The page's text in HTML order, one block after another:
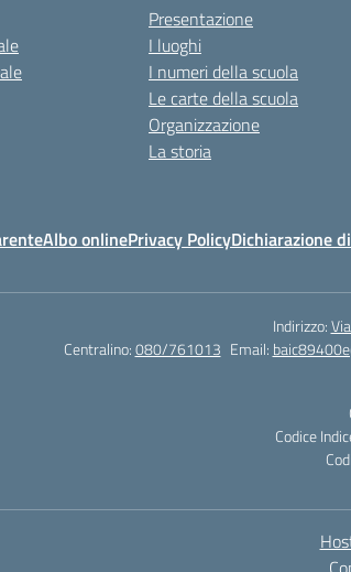
Presentazione
I luoghi
I numeri della scuola
Le carte della scuola
Organizzazione
La storia
Albo onlinePrivacy PolicyDichiarazione
Indirizzo:
Centralino:080/761013 Email:
Codice